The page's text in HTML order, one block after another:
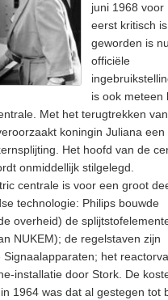
juni 1968 voor
eerst kritisch is
geworden is
officiële
is ook meteen
Met het terugtrekken
koningin Juliana een
Het hoofd van de
onmiddellijk stilgelegd.
centrale is voor een groot
technologie: Philips bouwde
overheid) de
NUKEM); de regelstaven zijn
het
installatie door Stork. De
1964 was dat al gestegen tot